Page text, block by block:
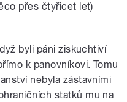
přes čtyřicet let)
byli páni ziskuchtiví
k panovníkovi. Tomu
nebyla zástavními
statků mu na